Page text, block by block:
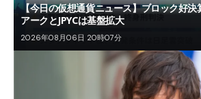
【今日の仮想通貨ニュース】ブロック好決
アークとJPYCは基盤拡大
2026年08月06日 20時07分